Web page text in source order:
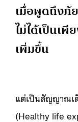
เมื่อพูดถึงภั
ไม่ได้เป็นเพี
เพิ่มขึ้น
แต่เป็นสัญญาณเ
(Healthy life